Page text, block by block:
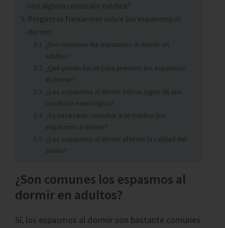
con alguna condición médica?
Preguntas frecuentes sobre los espasmos al
dormir.
¿Son comunes los espasmos al dormir en
adultos?
¿Qué puedo hacer para prevenir los espasmos
al dormir?
¿Los espasmos al dormir son un signo de una
condición neurológica?
¿Es necesario consultar a un médico por
espasmos al dormir?
¿Los espasmos al dormir afectan la calidad del
sueño?
¿Son comunes los espasmos al
dormir en adultos?
Sí, los espasmos al dormir son bastante comunes